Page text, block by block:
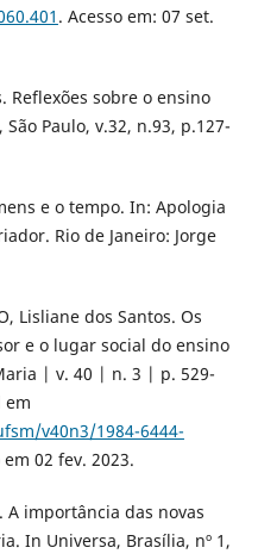
. Acesso em: 07 set.
Reflexões sobre o ensino
Paulo, v.32, n.93, p.127-
e o tempo. In: Apologia
Rio de Janeiro: Jorge
Lisliane dos Santos. Os
e o lugar social do ensino
| v. 40 | n. 3 | p. 529-
em
v40n3/1984-6444-
em 02 fev. 2023.
A importância das novas
In Universa, Brasília, nº 1,